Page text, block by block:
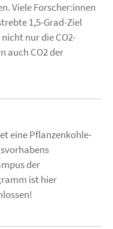
Viele Forscher:innen
1,5-Grad-Ziel
nur die CO2-
auch CO2 der
eine Pflanzenkohle-
der
ist hier